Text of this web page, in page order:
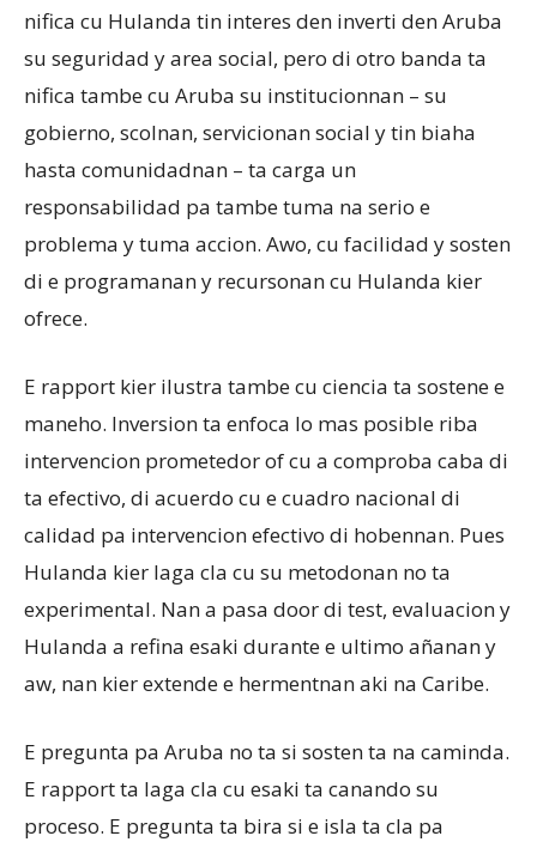
nifica cu Hulanda tin interes den inverti den Aruba
su seguridad y area social, pero di otro banda ta
nifica tambe cu Aruba su institucionnan – su
gobierno, scolnan, servicionan social y tin biaha
hasta comunidadnan – ta carga un
responsabilidad pa tambe tuma na serio e
problema y tuma accion. Awo, cu facilidad y sosten
di e programanan y recursonan cu Hulanda kier
ofrece.
E rapport kier ilustra tambe cu ciencia ta sostene e
maneho. Inversion ta enfoca lo mas posible riba
intervencion prometedor of cu a comproba caba di
ta efectivo, di acuerdo cu e cuadro nacional di
calidad pa intervencion efectivo di hobennan. Pues
Hulanda kier laga cla cu su metodonan no ta
experimental. Nan a pasa door di test, evaluacion y
Hulanda a refina esaki durante e ultimo añanan y
aw, nan kier extende e hermentnan aki na Caribe.
E pregunta pa Aruba no ta si sosten ta na caminda.
E rapport ta laga cla cu esaki ta canando su
proceso. E pregunta ta bira si e isla ta cla pa